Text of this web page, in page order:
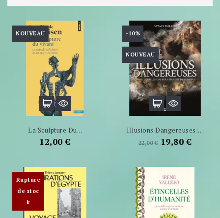
NOUVEAU
La Sculpture Du...
Prix
12,00 €
-10%
NOUVEAU
Illusions Dangereuses:...
Prix
22,00 € Prix
19,80 €
Rupture
de stoc
k